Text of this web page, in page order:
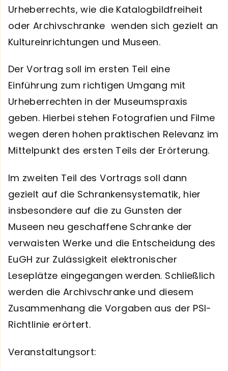
Urheberrechts, wie die Katalogbildfreiheit
oder Archivschranke wenden sich gezielt an
Kultureinrichtungen und Museen.
Der Vortrag soll im ersten Teil eine
Einführung zum richtigen Umgang mit
Urheberrechten in der Museumspraxis
geben. Hierbei stehen Fotografien und Filme
wegen deren hohen praktischen Relevanz im
Mittelpunkt des ersten Teils der Erörterung.
Im zweiten Teil des Vortrags soll dann
gezielt auf die Schrankensystematik, hier
insbesondere auf die zu Gunsten der
Museen neu geschaffene Schranke der
verwaisten Werke und die Entscheidung des
EuGH zur Zulässigkeit elektronischer
Leseplätze eingegangen werden. Schließlich
werden die Archivschranke und diesem
Zusammenhang die Vorgaben aus der PSI-
Richtlinie erörtert.
Veranstaltungsort: